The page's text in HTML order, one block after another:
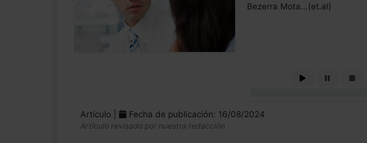
Bezerra Mota...(et.al)
Artículo | Fecha de publicación: 16/08/2024
Artículo revisado por nuestra redacción